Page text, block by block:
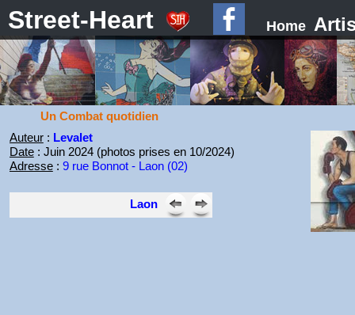
Street-Heart Home
Un Combat quotidien
Auteur: Levalet
Date: Juin 2024 (photos prises en 10/2024)
Adresse: 9 rue Bonnot - Laon (02)
Laon